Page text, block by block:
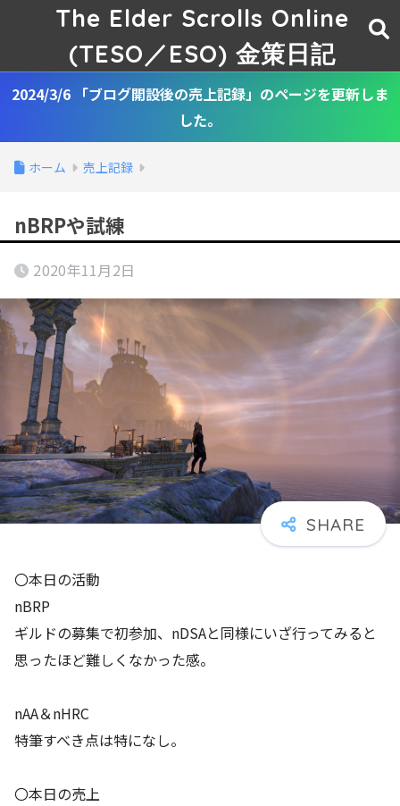
The Elder Scrolls Online
(TESO／ESO) 金策日記
2024/3/6 「ブログ開設後の売上記録」のページを更新しま
した。
ホーム 売上記録
nBRPや試練
2020年11月2日
〇本日の活動
nBRP
ギルドの募集で初参加、nDSAと同様にいざ行ってみると
思ったほど難しくなかった感。
nAA＆nHRC
特筆すべき点は特になし。
〇本日の売上